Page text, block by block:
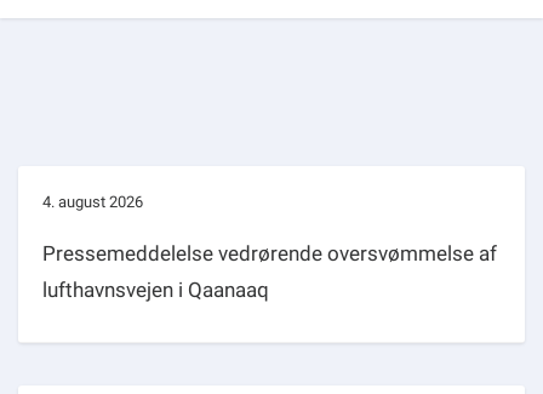
4. august 2026
Pressemeddelelse vedrørende oversvømmelse af
lufthavnsvejen i Qaanaaq